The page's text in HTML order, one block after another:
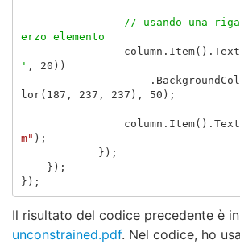
// usando una
erzo elemento
column . Item(). Text
' , 20 ))
.
lor( 187 , 237 , 237 ), 50 );
column . Item(). Text
m" );
});
});
});
Il risultato del codice precedente è in
unconstrained.pdf. Nel codice, ho